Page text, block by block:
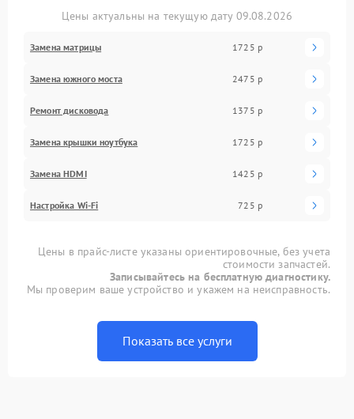
Цены актуальны на текущую дату 09.08.2026
Замена матрицы 1725 р
Замена южного моста 2475 р
Ремонт дисковода 1375 р
Замена крышки ноутбука 1725 р
Замена HDMI 1425 р
Настройка Wi-Fi 725 р
Цены в прайс-листе указаны ориентировочные, без учета
стоимости запчастей.
Записывайтесь на бесплатную диагностику.
Мы проверим ваше устройство и укажем на неисправность.
Показать все услуги